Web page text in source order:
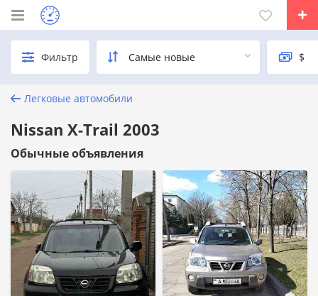
Фильтр
Легковые автомобили
Nissan X-Trail 2003
Обычные объявления